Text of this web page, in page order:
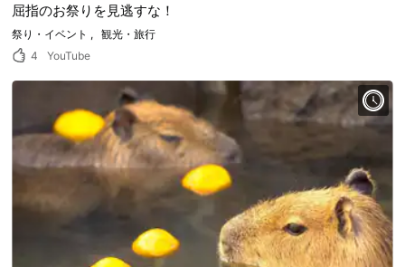
屈指のお祭りを見逃すな！
祭り・イベント
観光・旅行
4
YouTube